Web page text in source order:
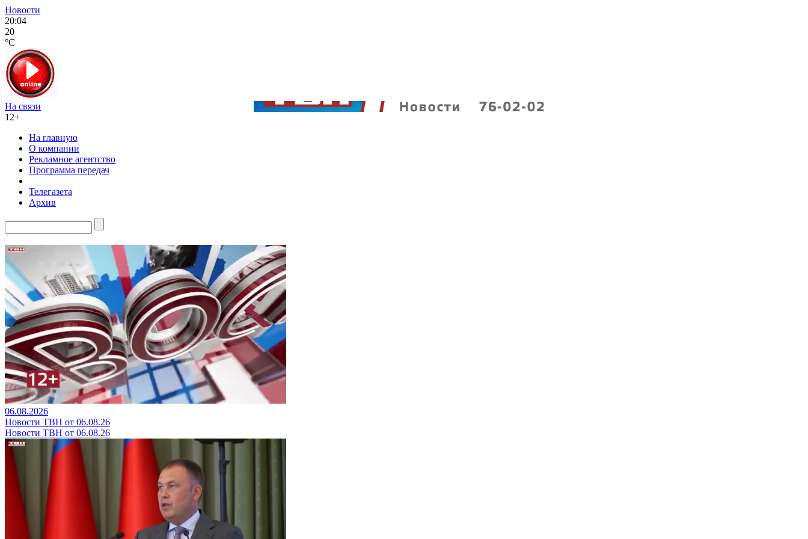
Новости
20:04
20
°C
На связи
12+
На главную
О компании
Рекламное агентство
Программа передач
Телегазета
Архив
06.08.2026
Новости ТВН от 06.08.26
Новости ТВН от 06.08.26